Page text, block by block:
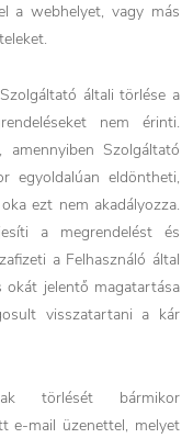
a webhelyet, vagy más
általi törlése a
nem érinti.
Szolgáltató
egyoldalúan eldöntheti,
ezt nem akadályozza.
a megrendelést és
a Felhasználó által
jelentő magatartása
visszatartani a kár
törlését bármikor
e-mail üzenettel, melyet